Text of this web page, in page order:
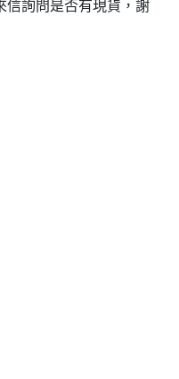
詢問是否有現貨，謝